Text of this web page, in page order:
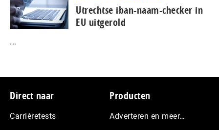
Utrechtse iban-naam-checker in
EU uitgerold
...
Footer
Direct naar
Carrièretests
Producten
Adverteren en meer…